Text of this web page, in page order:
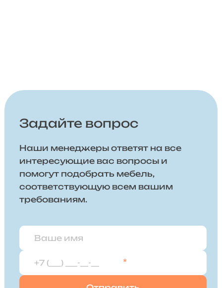
Задайте вопрос
Наши менеджеры ответят на все
интересующие вас вопросы и
помогут подобрать мебель,
соответствующую всем вашим
требованиям.
*